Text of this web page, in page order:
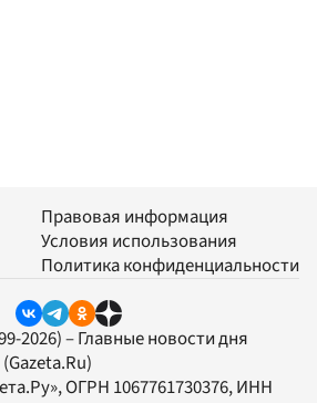
Правовая информация
Условия использования
Политика конфиденциальности
2026) – Главные новости дня
(Gazeta.Ru)
, ОГРН 1067761730376, ИНН